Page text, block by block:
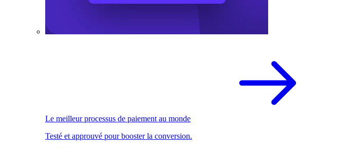
Le meilleur processus de paiement au monde
Testé et approuvé pour booster la conversion.